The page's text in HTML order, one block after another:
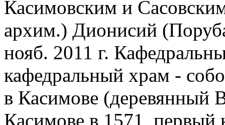
Касимовским и
архим.) Дионисий
нояб. 2011 г.
кафедральный храм -
в Касимове (деревянный
Касимове в 1571, первый